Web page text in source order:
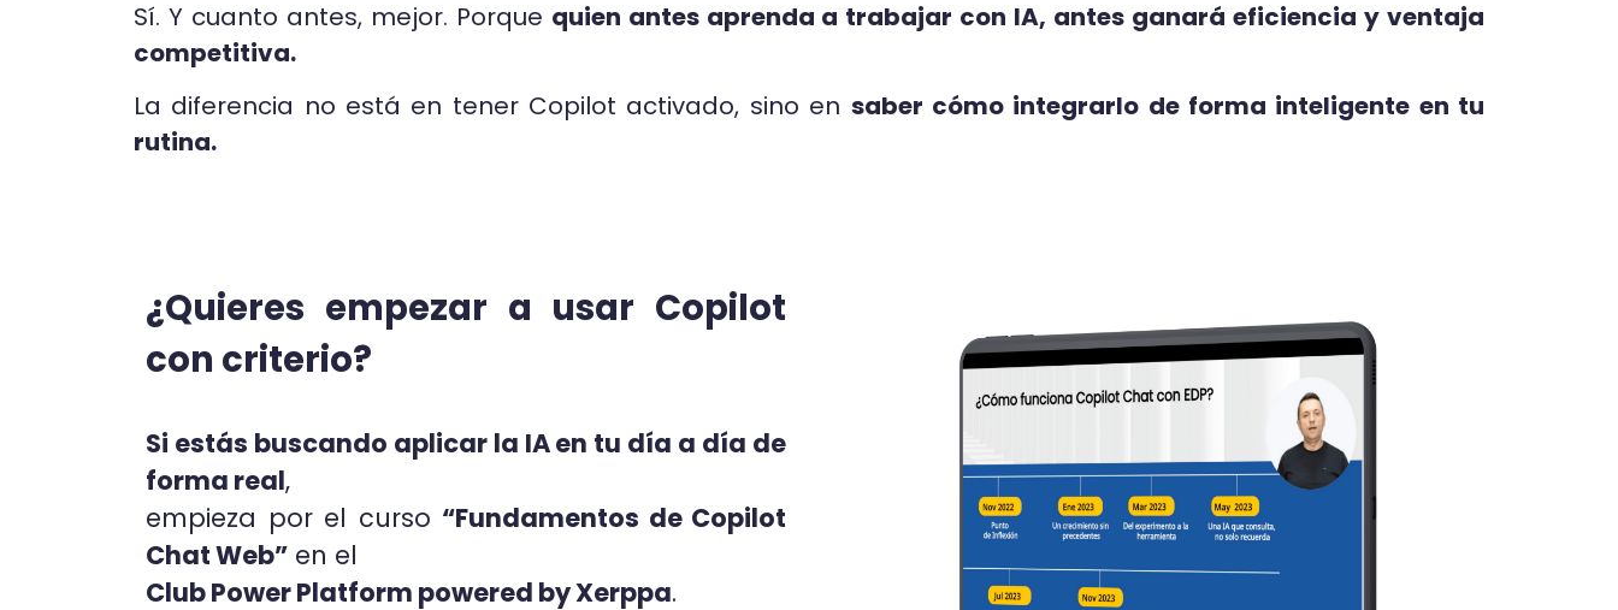
Sí. Y cuanto antes, mejor. Porque quien antes aprenda a trabajar con IA, antes ganará eficiencia y ventaja
competitiva.
La diferencia no está en tener Copilot activado, sino en saber cómo integrarlo de forma inteligente en tu
rutina.
¿Quieres empezar a usar Copilot
con criterio?
Si estás buscando aplicar la IA en tu día a día de
forma real,
empieza por el curso “Fundamentos de Copilot
Chat Web” en el
Club Power Platform powered by Xerppa.